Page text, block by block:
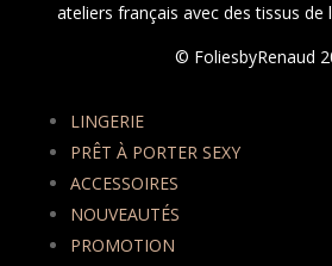
ateliers français avec des tissus de
© FoliesbyRenaud
LINGERIE
PRÊT À PORTER SEXY
ACCESSOIRES
NOUVEAUTÉS
PROMOTION